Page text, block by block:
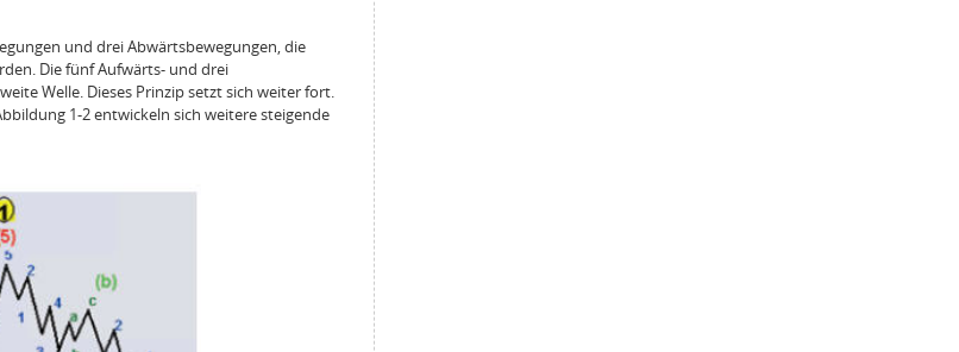
und drei Abwärtsbewegungen, die
Die fünf Aufwärts- und drei
Welle. Dieses Prinzip setzt sich weiter fort.
1-2 entwickeln sich weitere steigende